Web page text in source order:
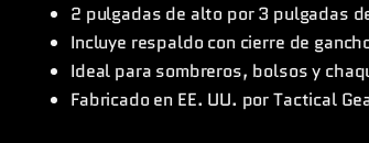
2 pulgadas de alto por 3 pulgadas
Incluye respaldo con cierre de
Ideal para sombreros, bolsos y
Fabricado en EE. UU. por Tactical